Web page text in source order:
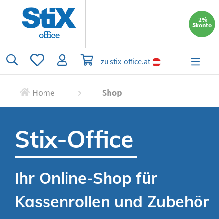
springen
-2%
Skonto
Du hast 0 Produkte auf dem Merkzettel
Warenkorb enthält 0 Positionen. Der
zu stix-office.at
Home Shop
Stix-Office
Ihr Online-Shop für
Kassenrollen und Zubehör